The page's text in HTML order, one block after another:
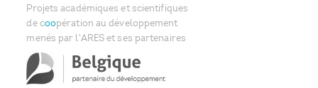
Projets académiques et scientifiques
de coopération au développement
menés par l'ARES et ses partenaires